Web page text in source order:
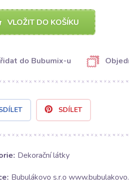
VLOŽIT DO KOŠÍKU
do Bubumix-u
SDÍLET
Dekorační látky
Bubulákovo s.r.o